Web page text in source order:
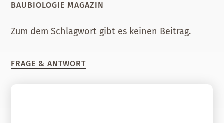
BAUBIOLOGIE MAGAZIN
Zum dem Schlagwort gibt es keinen Beitrag.
FRAGE & ANTWORT